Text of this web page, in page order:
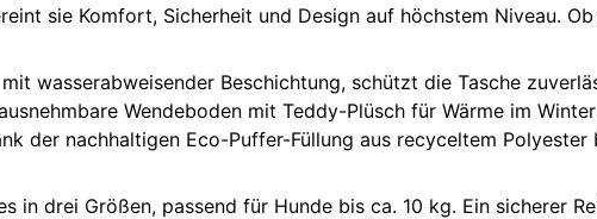
sie Komfort, Sicherheit und Design auf höchstem Niveau.
wasserabweisender Beschichtung, schützt die Tasche
Wendeboden mit Teddy-Plüsch für Wärme im
der nachhaltigen Eco-Puffer-Füllung aus recyceltem
in drei Größen, passend für Hunde bis ca. 10 kg. Ein sicherer